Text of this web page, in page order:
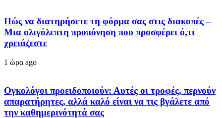
Πώς να διατηρήσετε τη φόρμα σας στις διακοπές –
Μια ολιγόλεπτη προπόνηση που προσφέρει ό,τι
χρειάζεστε
1 ώρα ago
Ογκολόγοι προειδοποιούν: Αυτές οι τροφές, περνούν
απαρατήρητες, αλλά καλό είναι να τις βγάλετε από
την καθημερινότητά σας